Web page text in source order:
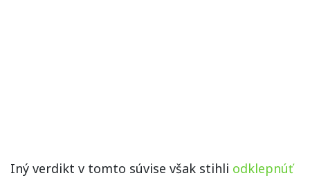
Iný verdikt v tomto súvise však stihli odklepnúť